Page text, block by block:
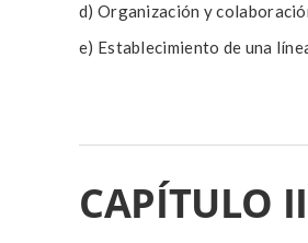
d) Organización y
e) Establecimiento de una
CAPÍTULO